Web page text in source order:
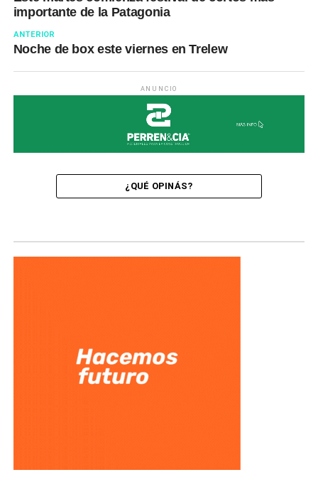
importante de la Patagonia
ANTERIOR
Noche de box este viernes en Trelew
ANUNCIO
¿QUÉ OPINÁS?